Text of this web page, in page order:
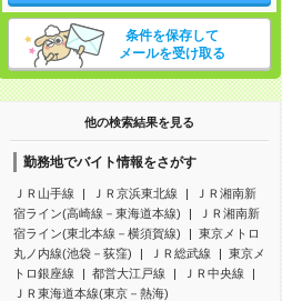
条件を保存して
メールを受け取る
他の検索結果を見る
勤務地でバイト情報をさがす
ＪＲ山手線 ＪＲ京浜東北線
ＪＲ湘南新
宿ライン(高崎線－東海道本線)
ＪＲ湘南新
宿ライン(東北本線－横須賀線)
東京メトロ
丸ノ内線(池袋－荻窪)
ＪＲ総武線
東京メ
トロ銀座線
都営大江戸線
ＪＲ中央線
ＪＲ東海道本線(東京－熱海)